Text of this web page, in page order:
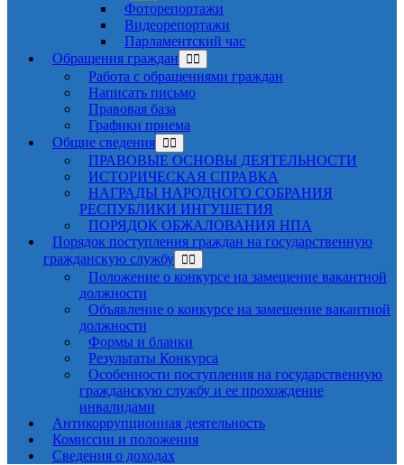
Фоторепортажи
Видеорепортажи
Парламентский час
Обращения граждан
Работа с обращениями граждан
Написать письмо
Правовая база
Графики приема
Общие сведения
ПРАВОВЫЕ ОСНОВЫ ДЕЯТЕЛЬНОСТИ
ИСТОРИЧЕСКАЯ СПРАВКА
НАГРАДЫ НАРОДНОГО СОБРАНИЯ
РЕСПУБЛИКИ ИНГУШЕТИЯ
ПОРЯДОК ОБЖАЛОВАНИЯ НПА
Порядок поступления граждан на государственную
гражданскую службу
Положение о конкурсе на замещение вакантной
должности
Объявление о конкурсе на замещение вакантной
должности
Формы и бланки
Результаты Конкурса
Особенности поступления на государственную
гражданскую службу и ее прохождение
инвалидами
Антикоррупционная деятельность
Комиссии и положения
Сведения о доходах